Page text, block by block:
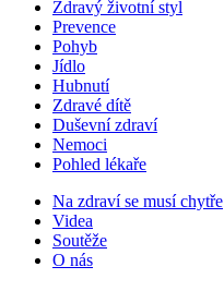
Zdravý životní styl
Prevence
Pohyb
Jídlo
Hubnutí
Zdravé dítě
Duševní zdraví
Nemoci
Pohled lékaře
Na zdraví se musí chytře
Videa
Soutěže
O nás